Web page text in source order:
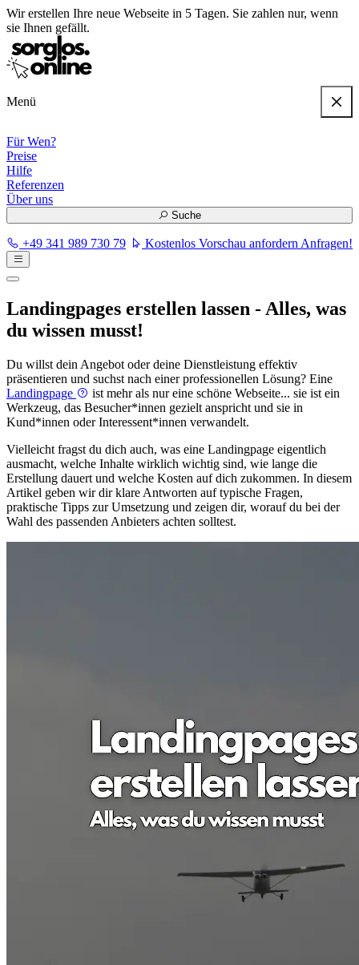
Wir erstellen Ihre neue Webseite in 5 Tagen. Sie zahlen nur, wenn
sie Ihnen gefällt.
Menü
Für Wen?
Preise
Hilfe
Referenzen
Über uns
Suche
+49 341 989 730 79 Kostenlos Vorschau anfordern Anfragen!
Landingpages erstellen lassen - Alles, was
du wissen musst!
Du willst dein Angebot oder deine Dienstleistung effektiv
präsentieren und suchst nach einer professionellen Lösung? Eine
Landingpage
ist mehr als nur eine schöne Webseite... sie ist ein
Werkzeug, das Besucher*innen gezielt anspricht und sie in
Kund*innen oder Interessent*innen verwandelt.
Vielleicht fragst du dich auch, was eine Landingpage eigentlich
ausmacht, welche Inhalte wirklich wichtig sind, wie lange die
Erstellung dauert und welche Kosten auf dich zukommen. In diesem
Artikel geben wir dir klare Antworten auf typische Fragen,
praktische Tipps zur Umsetzung und zeigen dir, worauf du bei der
Wahl des passenden Anbieters achten solltest.